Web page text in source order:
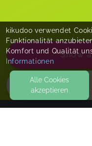
Show
kikudoo verwendet
Funktionalität
Komfort und Qualität
Informationen
Alle Cookies
akzeptieren